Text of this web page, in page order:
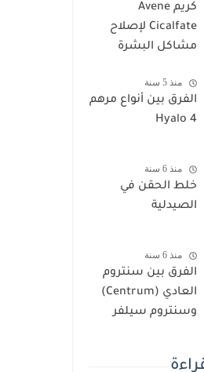
كريم Avene
Cicalfate لإصلاح
مشاكل البشرة
منذ 5 سنة
الفرق بين أنواع مرهم
Hyalo 4
منذ 6 سنة
خلط الحقن في
الصيدلية
منذ 6 سنة
الفرق بين سنتروم
العادي (Centrum)
وسنتروم سيلفر